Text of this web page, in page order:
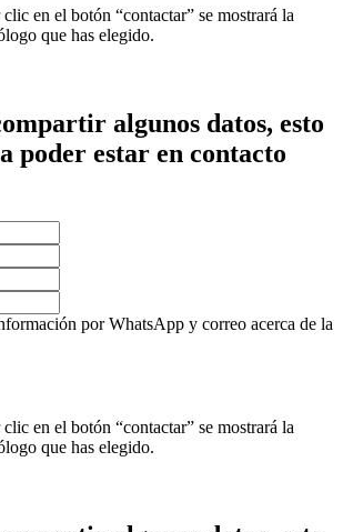
en el botón “contactar” se mostrará la
que has elegido.
algunos datos, esto
poder estar en contacto
por WhatsApp y correo acerca de la
en el botón “contactar” se mostrará la
que has elegido.